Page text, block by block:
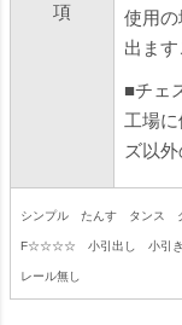
項
使用
出ます
■チェ
工場
ズ以
シンプル たんす タンス
F☆☆☆☆ 小引出し 小引き
レール無し